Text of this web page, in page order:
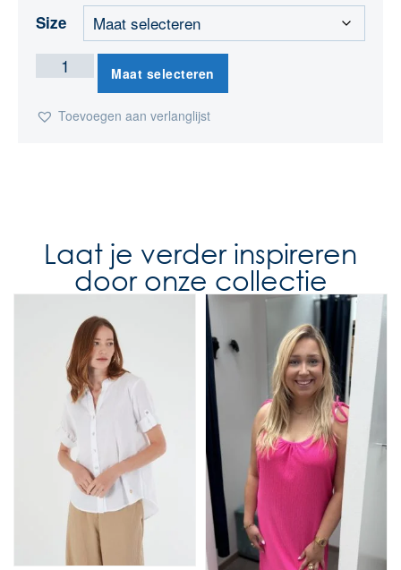
Size
Maat selecteren
Toevoegen aan verlanglijst
Laat je verder inspireren
door onze collectie